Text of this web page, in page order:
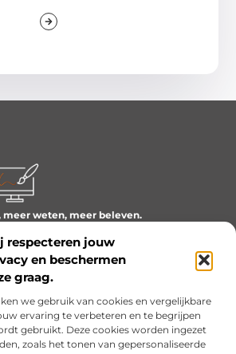
respecteren jouw
en beschermen
graag.
we gebruik van cookies en vergelijkbare
ervaring te verbeteren en te begrijpen
gebruikt. Deze cookies worden ingezet
zoals het tonen van gepersonaliseerde
meer weten, meer beleven.
leven boeiend maakt.